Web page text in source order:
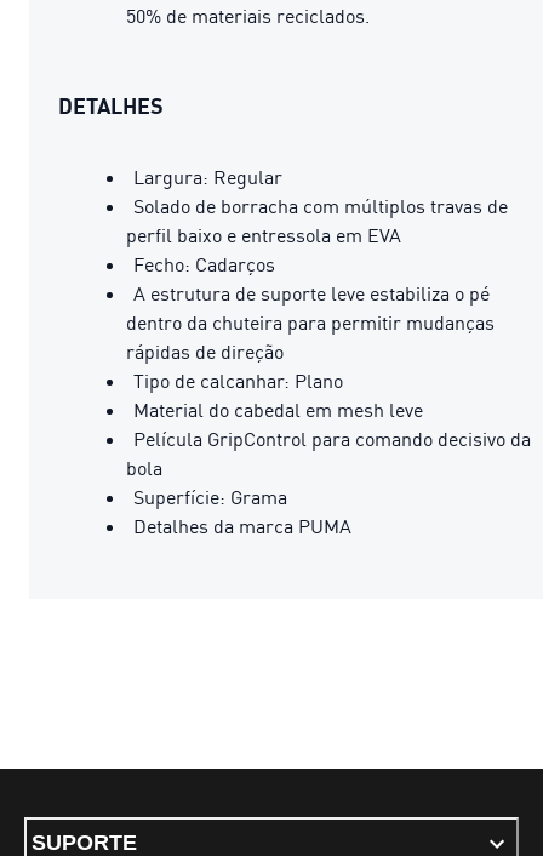
50% de materiais reciclados.
DETALHES
Largura: Regular
Solado de borracha com múltiplos travas de
perfil baixo e entressola em EVA
Fecho: Cadarços
A estrutura de suporte leve estabiliza o pé
dentro da chuteira para permitir mudanças
rápidas de direção
Tipo de calcanhar: Plano
Material do cabedal em mesh leve
Película GripControl para comando decisivo da
bola
Superfície: Grama
Detalhes da marca PUMA
SUPORTE